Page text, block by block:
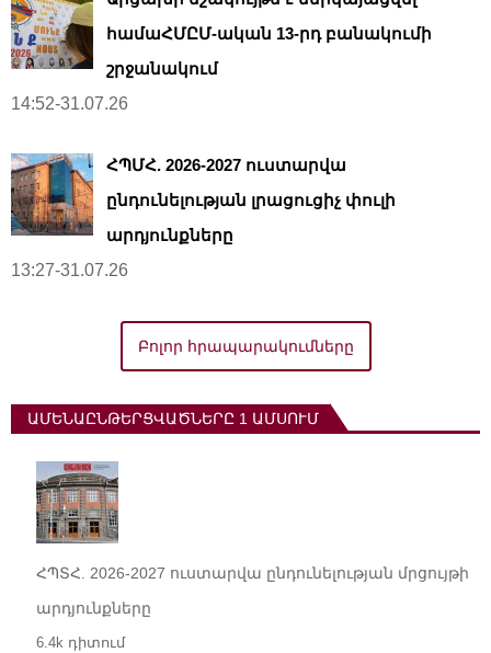
համաՀՄԸՄ-ական 13-րդ բանակումի
շրջանակում
14:52-31.07.26
ՀՊՄՀ. 2026-2027 ուստարվա
ընդունելության լրացուցիչ փուլի
արդյունքները
13:27-31.07.26
Բոլոր հրապարակումները
ԱՄԵՆԱԸՆԹԵՐՑՎԱԾՆԵՐԸ 1 ԱՄՍՈՒՄ
ՀՊՏՀ. 2026-2027 ուստարվա ընդունելության մրցույթի
արդյունքները
6.4k դիտում